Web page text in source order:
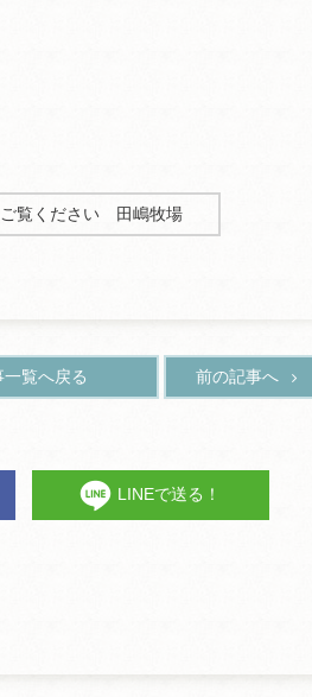
覧ください 田嶋牧場
一覧へ戻る 前の記事へ
LINEで送る！